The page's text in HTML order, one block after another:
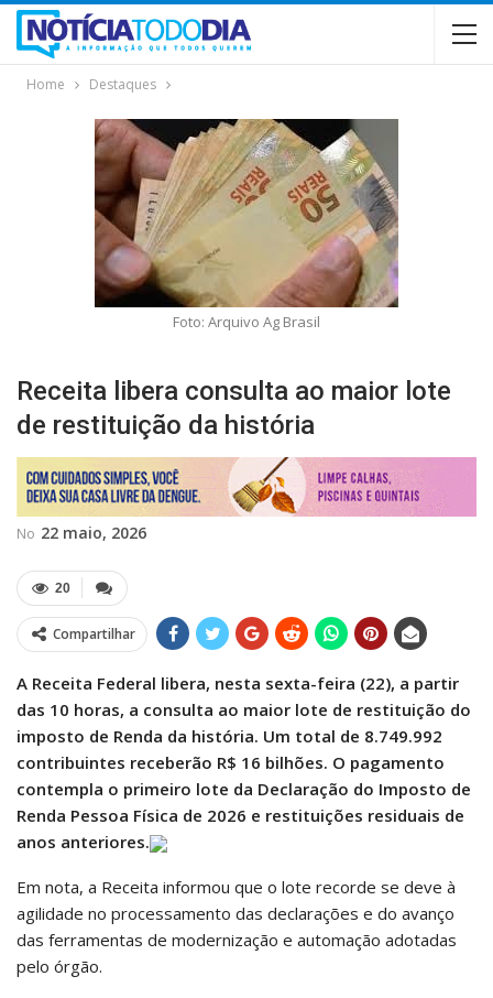
Home Destaques
Foto: Arquivo Ag Brasil
Receita libera consulta ao maior lote
de restituição da história
No 22 maio, 2026
20
Compartilhar
A Receita Federal libera, nesta sexta-feira (22), a partir
das 10 horas, a consulta ao maior lote de restituição do
imposto de Renda da história. Um total de 8.749.992
contribuintes receberão R$ 16 bilhões. O pagamento
contempla o primeiro lote da Declaração do Imposto de
Renda Pessoa Física de 2026 e restituições residuais de
anos anteriores.
Em nota, a Receita informou que o lote recorde se deve à
agilidade no processamento das declarações e do avanço
das ferramentas de modernização e automação adotadas
pelo órgão.